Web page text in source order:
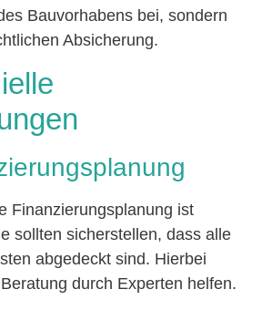
Bauvorhabens bei, sondern
Absicherung.
Finanzierungsplanung ist
sollten sicherstellen, dass alle
abgedeckt sind. Hierbei
durch Experten helfen.